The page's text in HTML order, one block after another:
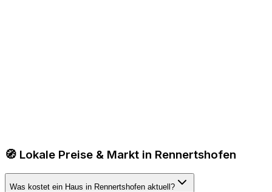
🧭 Lokale Preise & Markt in Rennertshofen
Was kostet ein Haus in Rennertshofen aktuell?